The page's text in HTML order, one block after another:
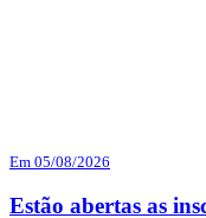
Em 05/08/2026
Estão abertas as